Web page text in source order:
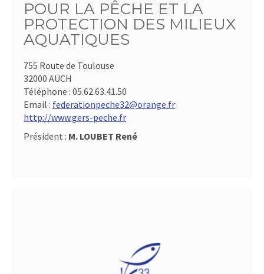
POUR LA PÊCHE ET LA
PROTECTION DES MILIEUX
AQUATIQUES
755 Route de Toulouse
32000 AUCH
Téléphone : 05.62.63.41.50
Email : federationpeche32@orange.fr
http://www.gers-peche.fr
Président : M. LOUBET René